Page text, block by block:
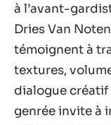
à l’avant-
Dries Van
témoignent à
textures,
dialogue créatif
genrée invite à